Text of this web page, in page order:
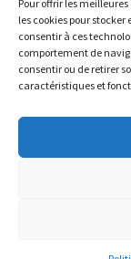
Pour offrir les
les cookies pour
consentir à ces
comportement de
consentir ou de retirer
caractéristiques et
santé
sida
vih
violences